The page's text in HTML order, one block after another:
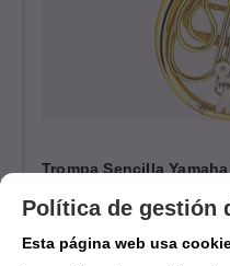
Trompa Sencilla Yamaha
2.395€
1.796,25 €
21.00%IVA incluido
Política de gestión
Esta página web usa